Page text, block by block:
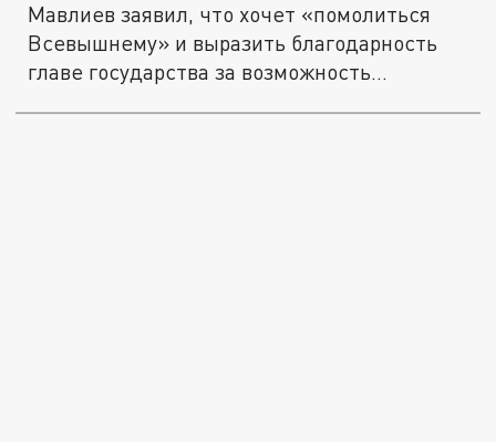
Мавлиев заявил, что хочет «помолиться
Всевышнему» и выразить благодарность
главе государства за возможность...